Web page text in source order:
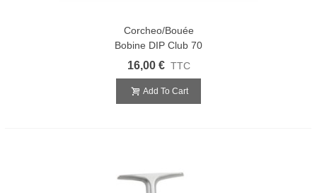
Corcheo/Bouée
Bobine DIP Club 70
16,00 € TTC
Add To Cart